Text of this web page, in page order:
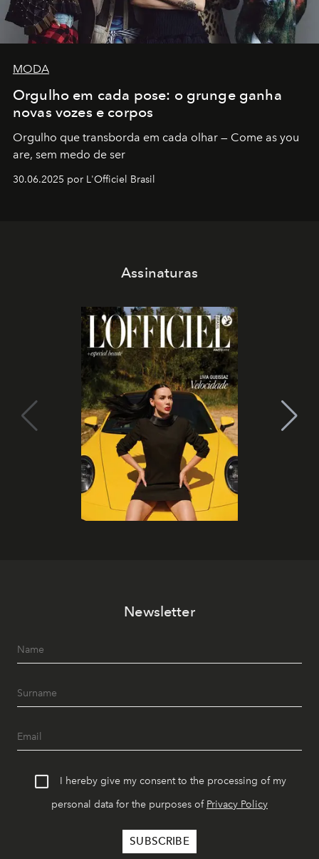
MODA
Orgulho em cada pose: o grunge ganha
novas vozes e corpos
Orgulho que transborda em cada olhar — Come as you
are, sem medo de ser
30.06.2025 por L'Officiel Brasil
Assinaturas
Newsletter
I hereby give my consent to the processing of my
personal data for the purposes of Privacy Policy